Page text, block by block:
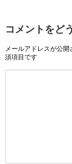
コメントをど
メールアドレスが公開
須項目です